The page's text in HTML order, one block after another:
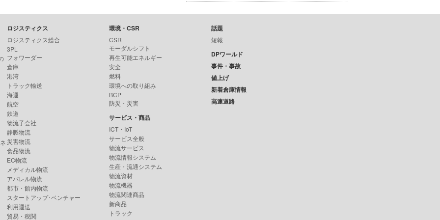
ロジスティクス
ロジスティクス総合
3PL
フォワーダー
倉庫
港湾
トラック輸送
海運
航空
鉄道
物流子会社
静脈物流
災害物流
食品物流
EC物流
メディカル物流
アパレル物流
都市・館内物流
スタートアップ･ベンチャー
利用運送
貿易・税関
環境・CSR
CSR
モーダルシフト
再生可能エネルギー
安全
燃料
環境への取り組み
BCP
防災・災害
サービス・商品
ICT・IoT
サービス全般
物流サービス
物流情報システム
生産・流通システム
物流資材
物流機器
物流関連商品
新商品
トラック
話題
短報
DPワールド
事件・事故
値上げ
新着倉庫情報
高速道路